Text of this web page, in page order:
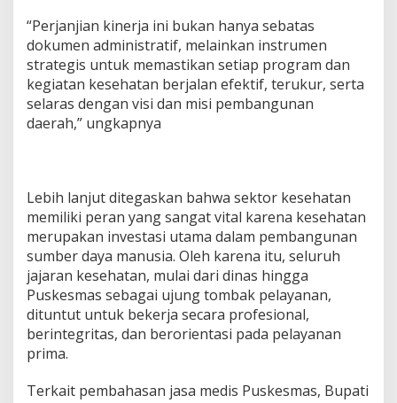
i
a
n
i
n
e
“Perjanjian kinerja ini bukan hanya sebatas
dokumen administratif, melainkan instrumen
strategis untuk memastikan setiap program dan
kegiatan kesehatan berjalan efektif, terukur, serta
selaras dengan visi dan misi pembangunan
daerah,” ungkapnya
Lebih lanjut ditegaskan bahwa sektor kesehatan
memiliki peran yang sangat vital karena kesehatan
merupakan investasi utama dalam pembangunan
sumber daya manusia. Oleh karena itu, seluruh
jajaran kesehatan, mulai dari dinas hingga
Puskesmas sebagai ujung tombak pelayanan,
dituntut untuk bekerja secara profesional,
berintegritas, dan berorientasi pada pelayanan
prima.
Terkait pembahasan jasa medis Puskesmas, Bupati